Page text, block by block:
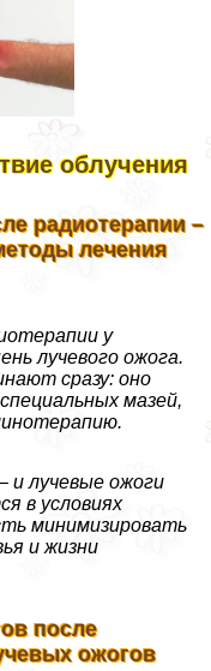
облучения
радиотерапии –
лечения
у
лучевого ожога.
сразу: оно
мазей,
и лучевые ожоги
в условиях
минимизировать
и жизни
после
ожогов